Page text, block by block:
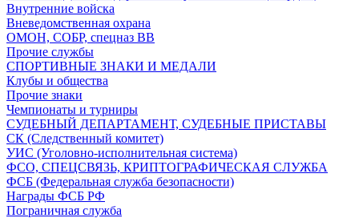
Внутренние войска
Вневедомственная охрана
ОМОН, СОБР, спецназ ВВ
Прочие службы
СПОРТИВНЫЕ ЗНАКИ И МЕДАЛИ
Клубы и общества
Прочие знаки
Чемпионаты и турниры
СУДЕБНЫЙ ДЕПАРТАМЕНТ, СУДЕБНЫЕ ПРИСТАВЫ
СК (Следственный комитет)
УИС (Уголовно-исполнительная система)
ФСО, СПЕЦСВЯЗЬ, КРИПТОГРАФИЧЕСКАЯ СЛУЖБА
ФСБ (Федеральная служба безопасности)
Награды ФСБ РФ
Пограничная служба